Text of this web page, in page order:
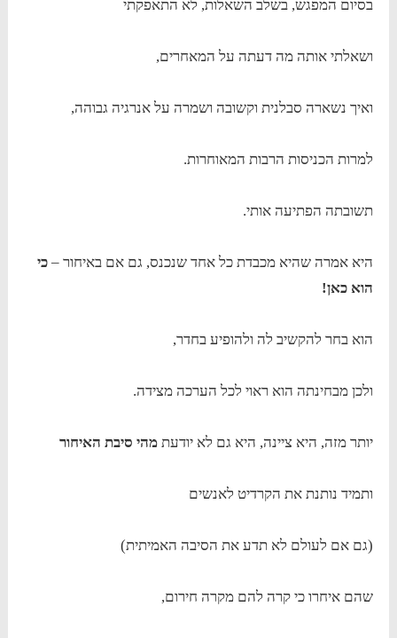
בסיום המפגש, בשלב השאלות, לא התאפקתי
ושאלתי אותה מה דעתה על המאחרים,
ואיך נשארה סבלנית וקשובה ושמרה על אנרגיה גבוהה,
למרות הכניסות הרבות המאוחרות.
תשובתה הפתיעה אותי.
היא אמרה שהיא מכבדת כל אחד שנכנס, גם אם באיחור –כי
הוא כאן!
הוא בחר להקשיב לה ולהופיע בחדר,
ולכן מבחינתה הוא ראוי לכל הערכה מצידה.
יותר מזה, היא ציינה, היא גם לא יודעתמהי סיבת האיחור
ותמיד נותנת את הקרדיט לאנשים
(גם אם לעולם לא תדע את הסיבה האמיתית)
שהם איחרו כי קרה להם מקרה חירום,